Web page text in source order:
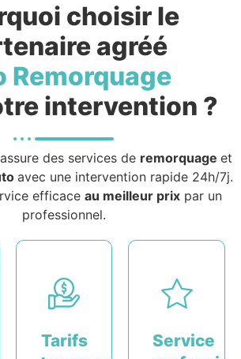
choisir le
agréé
Remorquage
intervention ?
des services de remorquage et
avec une intervention rapide 24h/7j.
efficace au meilleur prixpar un
professionnel.
Tarifs
Service